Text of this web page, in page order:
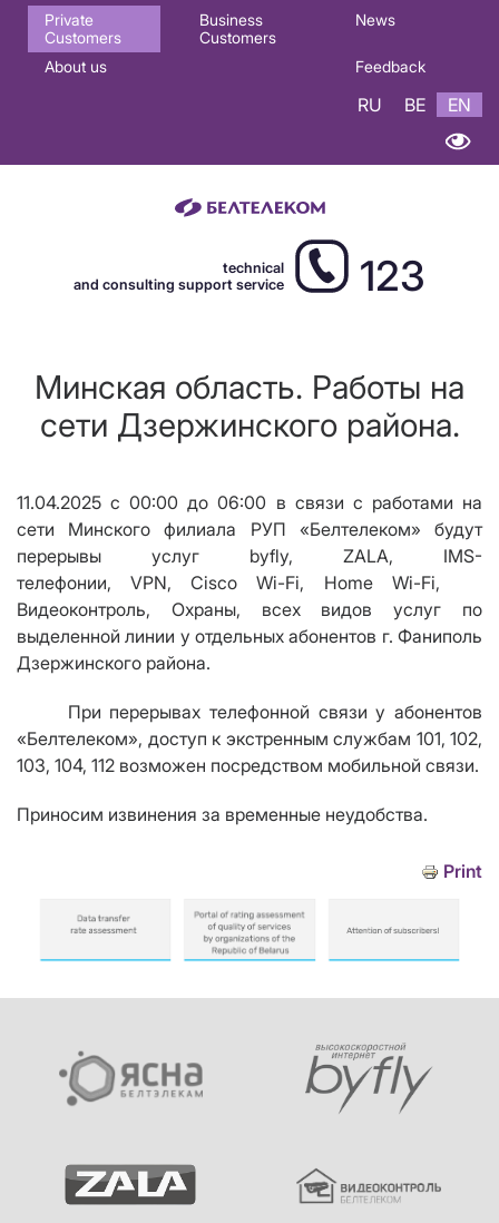
Основная
навигация
Private
Customers
Business
Customers
News
About us Feedback
RU BE EN
technical
and consulting support service
123
Минская область. Работы на
сети Дзержинского района.
11.04.2025 с 00:00 до 06:00 в связи с работами на
сети Минского филиала РУП «Белтелеком» будут
перерывы услуг byfly, ZALA, IMS-
телефонии,VPN,Cisco Wi-Fi, Home Wi-Fi,
Видеоконтроль, Охраны, всех видов услуг по
выделенной линии у отдельных абонентов г. Фаниполь
Дзержинского района.
При перерывах телефонной связи у абонентов
«Белтелеком», доступ к экстренным службам 101, 102,
103, 104, 112 возможен посредством мобильной связи.
Приносим извинения за временные неудобства.
Print